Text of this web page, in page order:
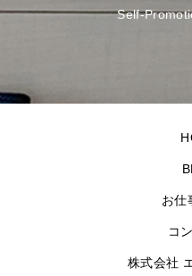
Self-
お仕
コ
株式会社